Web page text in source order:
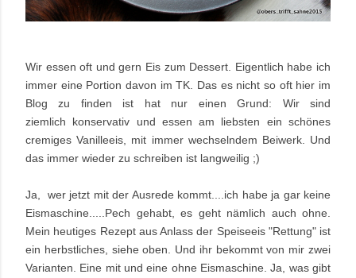
Wir essen oft und gern Eis zum Dessert. Eigentlich habe ich
immer eine Portion davon im TK. Das es nicht so oft hier im
Blog zu finden ist hat nur einen Grund: Wir sind
ziemlich konservativ und essen am liebsten ein schönes
cremiges Vanilleeis, mit immer wechselndem Beiwerk. Und
das immer wieder zu schreiben ist langweilig ;)
Ja, wer jetzt mit der Ausrede kommt....ich habe ja gar keine
Eismaschine.....Pech gehabt, es geht nämlich auch ohne.
Mein heutiges Rezept aus Anlass der Speiseeis "Rettung" ist
ein herbstliches, siehe oben. Und ihr bekommt von mir zwei
Varianten. Eine mit und eine ohne Eismaschine. Ja, was gibt